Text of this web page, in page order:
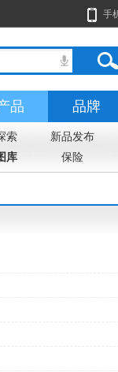
手
品 品牌
索 新品发布
库 保险